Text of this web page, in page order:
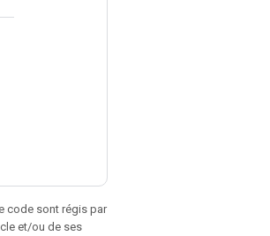
code sont régis par
et/ou de ses